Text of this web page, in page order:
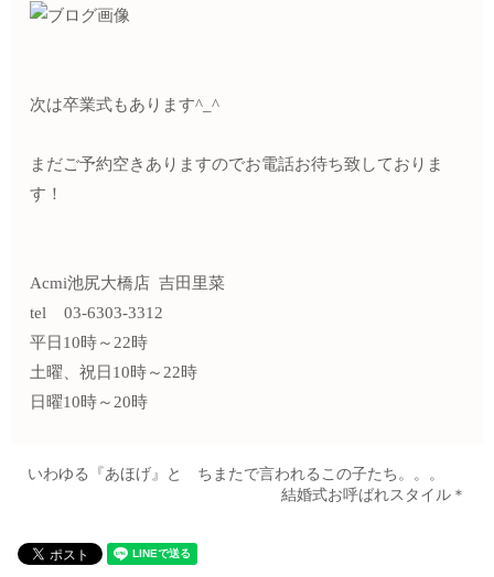
次は卒業式もあります^_^
まだご予約空きありますのでお電話お待ち致しておりま
す！
Acmi池尻大橋店 吉田里菜
tel 03-6303-3312
平日10時～22時
土曜、祝日10時～22時
日曜10時～20時
いわゆる『あほげ』と ちまたで言われるこの子たち。。。
結婚式お呼ばれスタイル＊